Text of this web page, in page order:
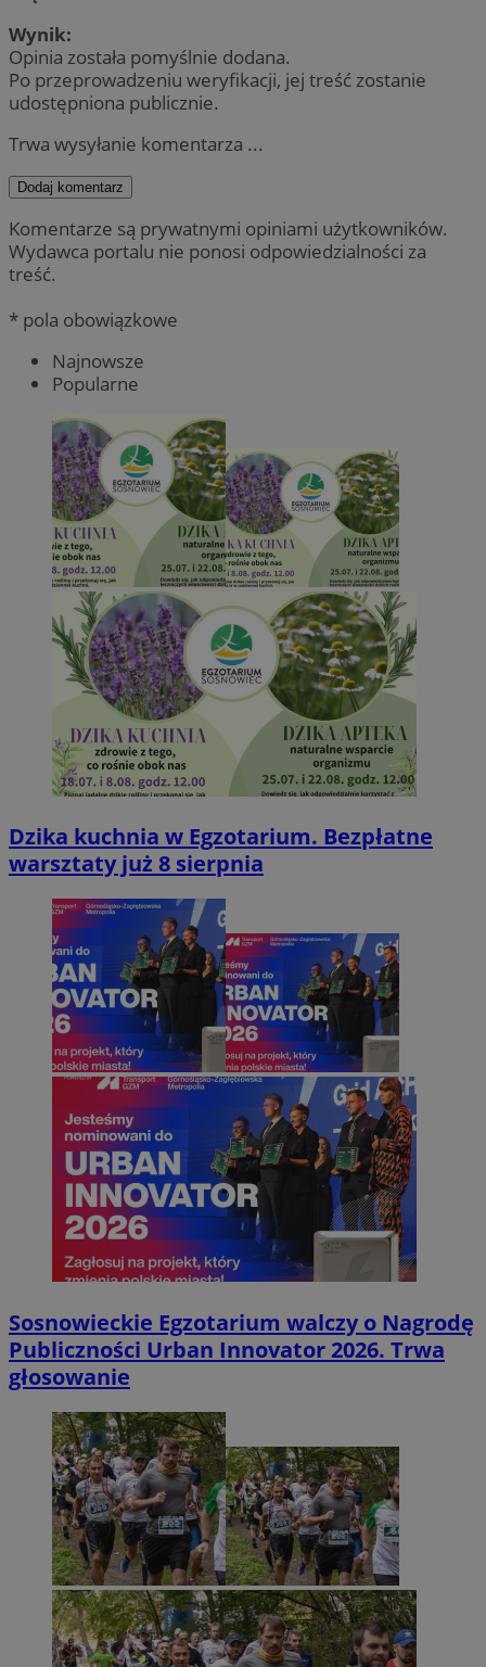
Wynik:
Opinia została pomyślnie dodana.
Po przeprowadzeniu weryfikacji, jej treść zostanie
udostępniona publicznie.
Trwa wysyłanie komentarza ...
Dodaj komentarz
Komentarze są prywatnymi opiniami użytkowników.
Wydawca portalu nie ponosi odpowiedzialności za
treść.
* pola obowiązkowe
Najnowsze
Popularne
Dzika kuchnia w Egzotarium. Bezpłatne
warsztaty już 8 sierpnia
Sosnowieckie Egzotarium walczy o Nagrodę
Publiczności Urban Innovator 2026. Trwa
głosowanie